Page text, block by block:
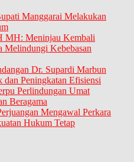
Manggarai Melakukan
MH: Meninjau Kembali
Kebebasan
Dr. Supardi Marbun
Peningkatan Efisiensi
Perlindungan Umat
Beragama
Mengawal Perkara
Hukum Tetap